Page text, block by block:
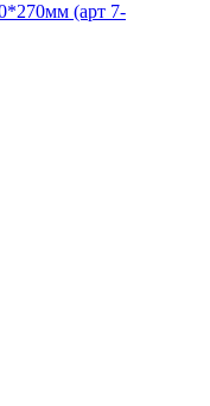
(арт 7-